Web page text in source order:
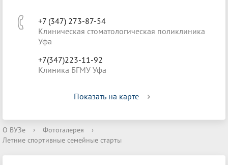
+7 (347) 273-87-54
Клиническая стоматологическая поликлиника
Уфа
+7(347)223-11-92
Клиника БГМУ Уфа
Показать на карте
О ВУЗе › Фотогалерея
›
Летние спортивные семейные старты